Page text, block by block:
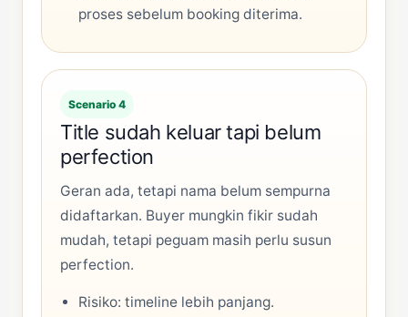
proses sebelum booking diterima.
Scenario 4
Title sudah keluar tapi belum
perfection
Geran ada, tetapi nama belum sempurna
didaftarkan. Buyer mungkin fikir sudah
mudah, tetapi peguam masih perlu susun
perfection.
Risiko: timeline lebih panjang.